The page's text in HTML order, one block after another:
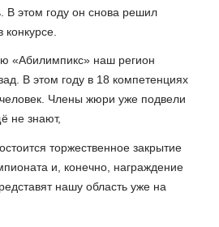
В этом году он снова решил
«Абилимпикс» наш регион
В этом году в 18 компетенциях
Члены жюри уже подвели
не знают,
торжественное закрытие
и, конечно, награждение
нашу область уже на